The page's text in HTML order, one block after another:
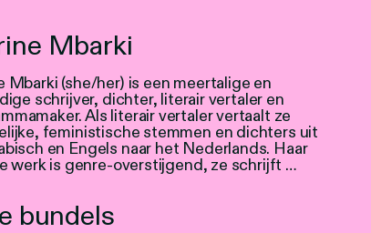
Mbarki
Mbarki (she/her) is een meertalige en
schrijver, dichter, literair vertaler en
Als literair vertaler vertaalt ze
feministische stemmen en dichters uit
en Engels naar het Nederlands. Haar
werk is genre-overstijgend, ze schrijft …
bundels